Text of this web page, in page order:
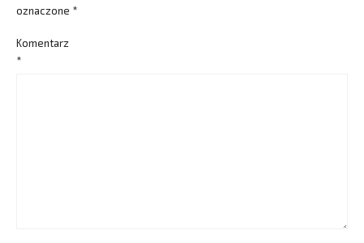
oznaczone *
Komentarz
*